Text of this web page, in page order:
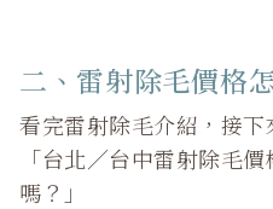
二、雷射除毛價格
看完雷射除毛介紹，接
「台北／台中雷射除毛
嗎？」